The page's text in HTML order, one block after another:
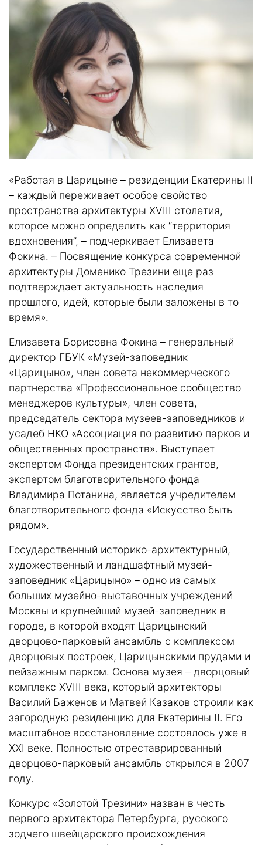
«Работая в Царицыне – резиденции Екатерины II
– каждый переживает особое свойство
пространства архитектуры XVIII столетия,
которое можно определить как “территория
вдохновения”, – подчеркивает Елизавета
Фокина. – Посвящение конкурса современной
архитектуры Доменико Трезини еще раз
подтверждает актуальность наследия
прошлого, идей, которые были заложены в то
время».
Елизавета Борисовна Фокина – генеральный
директор ГБУК «Музей-заповедник
«Царицыно», член совета некоммерческого
партнерства «Профессиональное сообщество
менеджеров культуры», член совета,
председатель сектора музеев-заповедников и
усадеб НКО «Ассоциация по развитию парков и
общественных пространств». Выступает
экспертом Фонда президентских грантов,
экспертом благотворительного фонда
Владимира Потанина, является учредителем
благотворительного фонда «Искусство быть
рядом».
Государственный историко-архитектурный,
художественный и ландшафтный музей-
заповедник «Царицыно» – одно из самых
больших музейно-выставочных учреждений
Москвы и крупнейший музей-заповедник в
городе, в которой входят Царицынский
дворцово-парковый ансамбль с комплексом
дворцовых построек, Царицынскими прудами и
пейзажным парком. Основа музея – дворцовый
комплекс XVIII века, который архитекторы
Василий Баженов и Матвей Казаков строили как
загородную резиденцию для Екатерины II. Его
масштабное восстановление состоялось уже в
XXI веке. Полностью отреставрированный
дворцово-парковый ансамбль открылся в 2007
году.
Конкурс «Золотой Трезини» назван в честь
первого архитектора Петербурга, русского
зодчего швейцарского происхождения